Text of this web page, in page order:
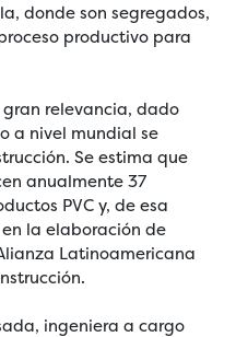
donde son segregados,
productivo para
relevancia, dado
a nivel mundial se
Se estima que
anualmente 37
PVC y, de esa
la elaboración de
Latinoamericana
ingeniera a cargo